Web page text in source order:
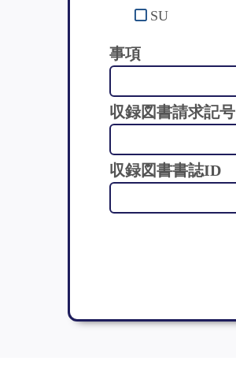
SU
事項
収録図書請求記号
収録図書書誌ID